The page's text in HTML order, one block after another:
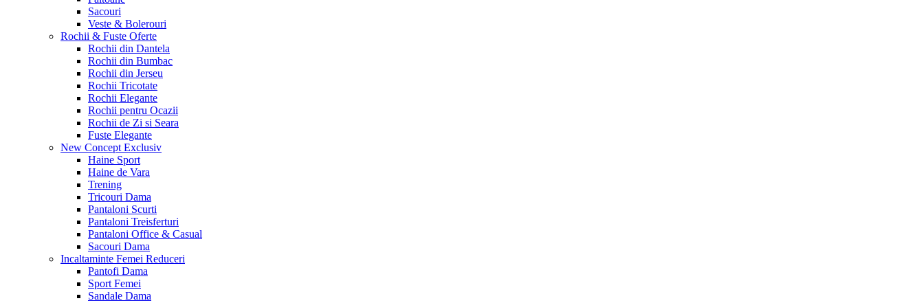
Sacouri
Veste & Bolerouri
Rochii & Fuste Oferte
Rochii din Dantela
Rochii din Bumbac
Rochii din Jerseu
Rochii Tricotate
Rochii Elegante
Rochii pentru Ocazii
Rochii de Zi si Seara
Fuste Elegante
New Concept Exclusiv
Haine Sport
Haine de Vara
Trening
Tricouri Dama
Pantaloni Scurti
Pantaloni Treisferturi
Pantaloni Office & Casual
Sacouri Dama
Incaltaminte Femei Reduceri
Pantofi Dama
Sport Femei
Sandale Dama